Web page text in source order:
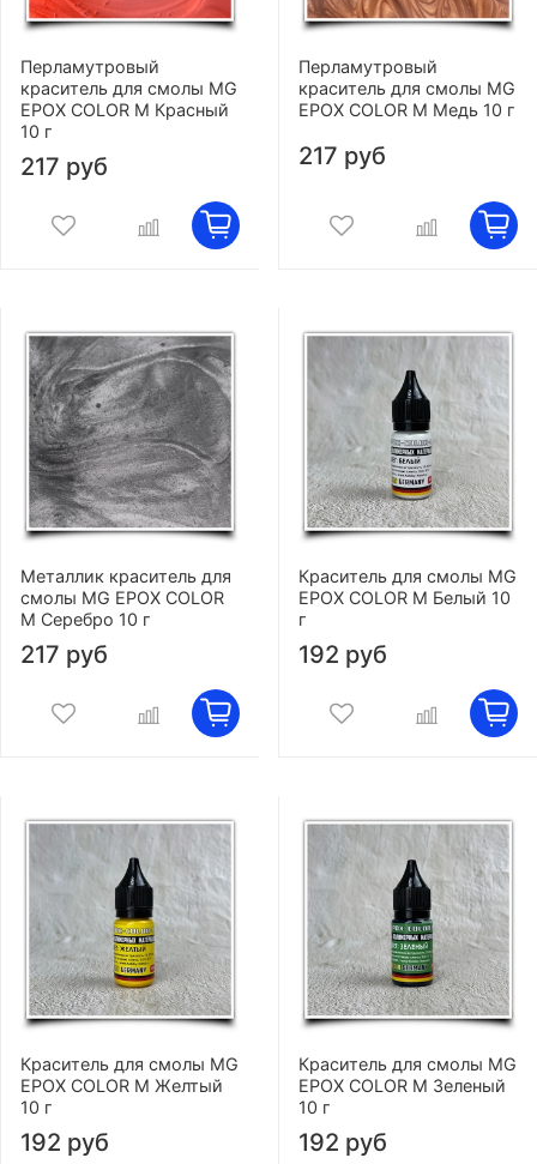
Перламутровый
краситель для смолы MG
EPOX COLOR M Красный
10 г
217 руб
Перламутровый
краситель для смолы MG
EPOX COLOR M Медь 10 г
217 руб
Металлик краситель для
смолы MG EPOX COLOR
M Серебро 10 г
217 руб
Краситель для смолы MG
EPOX COLOR M Белый 10
г
192 руб
Краситель для смолы MG
EPOX COLOR M Желтый
10 г
192 руб
Краситель для смолы MG
EPOX COLOR M Зеленый
10 г
192 руб